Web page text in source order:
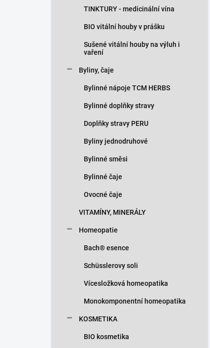
TINKTURY - medicinální vína
BIO vitální houby v prášku
Sušené vitální houby na výluh i
vaření
Byliny, čaje
Bylinné nápoje TCM HERBS
Bylinné doplňky stravy
Doplňky stravy PERU
Byliny jednodruhové
Bylinné směsi
Bylinné čaje
Ovocné čaje
VITAMÍNY, MINERÁLY
Homeopatie
Bach® esence
Schüsslerovy soli
Vícesložková homeopatika
Monokomponentní homeopatika
KOSMETIKA
BIO kosmetika